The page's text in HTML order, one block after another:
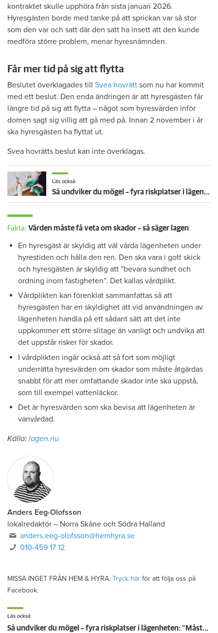
kontraktet skulle upphöra från sista januari 2026.
Hyresgästen borde med tanke på att sprickan var så stor
som den var och satt där den satt ha insett att den kunde
medföra större problem, menar hyresnämnden.
Får mer tid på sig att flytta
Beslutet överklagades till Svea hovrätt som nu har kommit
med ett beslut. Den enda ändringen är att hyresgästen får
längre tid på sig att flytta – något som hyresvärden inför
domen sagt sig villig att gå med på. Innan 2 november i år
ska hyresgästen ha flyttat ut.
Svea hovrätts beslut kan inte överklagas.
Läs också
Så undviker du mögel – fyra riskplatser i lägenheten: ”Måste städa bort”
Fakta: Värden måste få veta om skador – så säger lagen
En hyresgäst är skyldig att väl vårda lägenheten under
hyrestiden och hålla den ren. Den ska vara i gott skick
och hyresgästen är skyldig att ”bevara sundhet och
ordning inom fastigheten”. Det kallas vårdplikt.
Vårdplikten kan förenklat sammanfattas så att
hyresgästen har en skyldighet att vid användningen av
lägenheten handla på ett sådant sätt att det inte
uppkommer ett större slitage än vanligt och undvika att
det uppstår risker för skador.
I vårdplikten ingår också att så fort som möjligt
underrätta hyresvärden om skador som måste åtgärdas
snabbt för att mer omfattande skador inte ska uppstå,
som till exempel vattenläckor.
Det är hyresvärden som ska bevisa att lägenheten är
vanvårdad.
Källa: lagen.nu
Anders Eeg-Olofsson
lokalredaktör – Norra Skåne och Södra Halland
anders.eeg-olofsson@hemhyra.se
010-459 17 12
MISSA INGET FRÅN HEM & HYRA. Tryck här för att följa oss på
Facebook.
Läs också
Så undviker du mögel – fyra riskplatser i lägenheten: ”Måste städa bort”